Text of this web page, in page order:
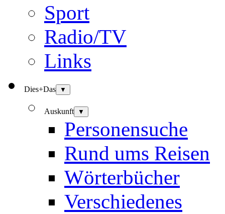
Sport
Radio/TV
Links
Dies+Das ▼
Auskunft ▼
Personensuche
Rund ums Reisen
Wörterbücher
Verschiedenes